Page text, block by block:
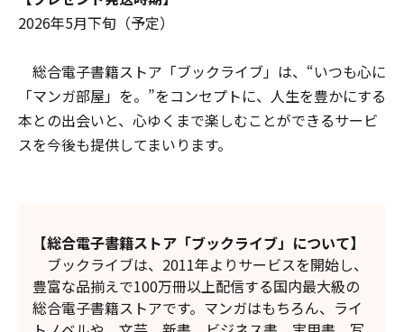
2026年5月下旬（予定）
総合電子書籍ストア「ブックライブ」は、“いつも心に
「マンガ部屋」を。”をコンセプトに、人生を豊かにする
本との出会いと、心ゆくまで楽しむことができるサービ
スを今後も提供してまいります。
【総合電子書籍ストア「ブックライブ」について】
ブックライブは、2011年よりサービスを開始し、
豊富な品揃えで100万冊以上配信する国内最大級の
総合電子書籍ストアです。マンガはもちろん、ライ